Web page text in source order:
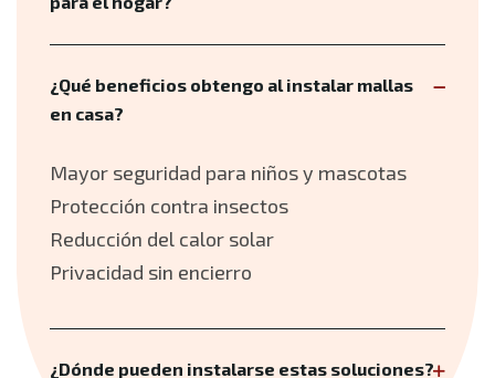
¿Qué beneficios obtengo al instalar mallas
en casa?
Mayor seguridad para niños y mascotas
Protección contra insectos
Reducción del calor solar
Privacidad sin encierro
¿Dónde pueden instalarse estas soluciones?